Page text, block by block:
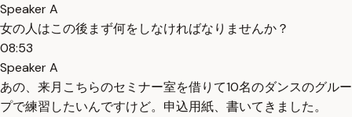
Speaker A
女の人はこの後まず何をしなければなりませんか？
08:53
Speaker A
あの、来月こちらのセミナー室を借りて10名のダンスのグルー
プで練習したいんですけど。申込用紙、書いてきました。